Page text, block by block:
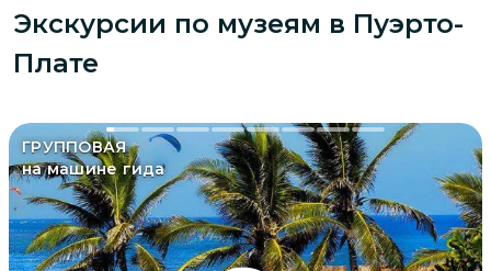
Экскурсии по музеям в Пуэрто-
Плате
ГРУППОВАЯ
на машине гида